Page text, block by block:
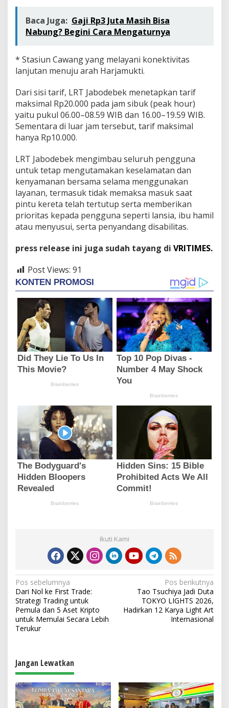
Baca Juga: Gaji Rp3 Juta Masih Bisa
Nabung? Begini Cara Mengaturnya
* Stasiun Cawang yang melayani konektivitas
lanjutan menuju arah Harjamukti.
Dari sisi tarif, LRT Jabodebek menetapkan tarif
maksimal Rp20.000 pada jam sibuk (peak hour)
yaitu pukul 06.00–08.59 WIB dan 16.00–19.59 WIB.
Sementara di luar jam tersebut, tarif maksimal
hanya Rp10.000.
LRT Jabodebek mengimbau seluruh pengguna
untuk tetap mengutamakan keselamatan dan
kenyamanan bersama selama menggunakan
layanan, termasuk tidak memaksa masuk saat
pintu kereta telah tertutup serta memberikan
prioritas kepada pengguna seperti lansia, ibu hamil
atau menyusui, serta penyandang disabilitas.
press release ini juga sudah tayang di VRITIMES.
Post Views: 91
Ikuti Kami
N
a
v
i
a
s
i
p
Pos sebelumnya
Dari Nol ke First Trade:
Strategi Trading untuk
Pemula dan 5 Aset Kripto
untuk Memulai Secara Lebih
Terukur
Pos berikutnya
Tao Tsuchiya Jadi Duta
TOKYO LIGHTS 2026,
Hadirkan 12 Karya Light Art
Internasional
Jangan Lewatkan